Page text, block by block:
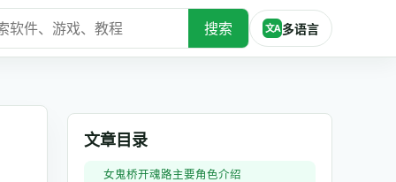
搜索 文A 多语言
文章目录
女鬼桥开魂路主要角色介绍